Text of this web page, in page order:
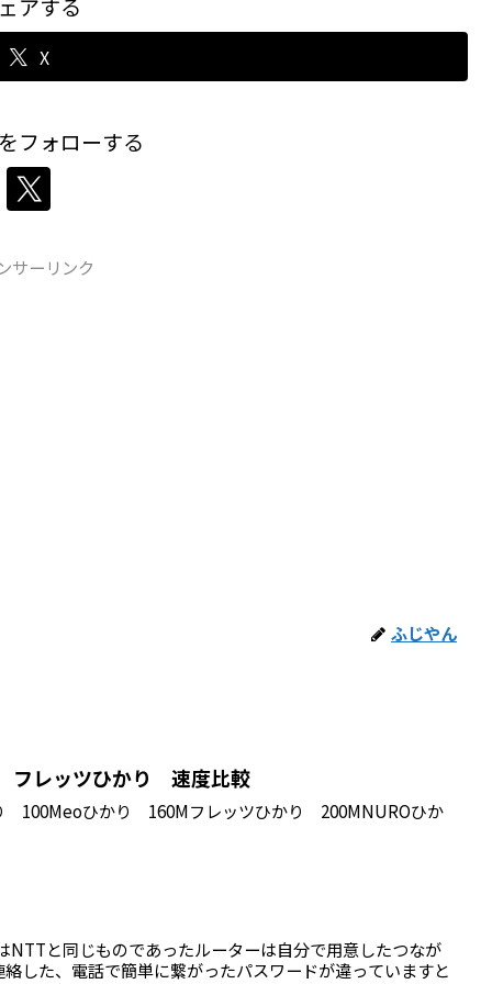
アする
X
フォローする
サーリンク
ふじやん
レッツひかり 速度比較
100Meoひかり 160Mフレッツひかり 200MNUROひか
NTTと同じものであったルーターは自分で用意したつなが
した、電話で簡単に繋がったパスワードが違っていますと